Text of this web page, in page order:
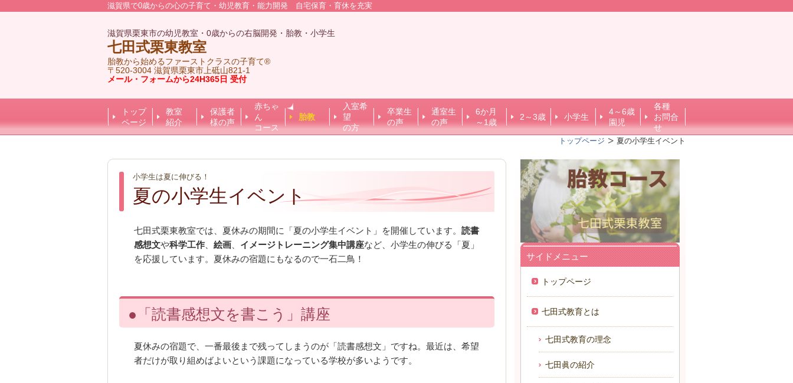
滋賀県で0歳からの心の子育て・幼児教育・能力開発 自宅保育・育休を充実
滋賀県栗東市の幼児教室・0歳からの右脳開発・胎教・小学生
七田式栗東教室
胎教から始めるファーストクラスの子育て®
〒520-3004 滋賀県栗東市上砥山821-1
メール・フォームから24H365日 受付
トップ
ページ
教室
紹介
保護者
様の声
赤ちゃ
ん
コース
胎教
入室希
望
の方
卒業生
の声
通室生
の声
6か月
～1歳
2～3歳 小学生
4～6歳
園児
各種
お問合
せ
トップページ 夏の小学生イベント
小学生は夏に伸びる！
夏の小学生イベント
七田式栗東教室では、夏休みの期間に「夏の小学生イベント」を開催しています。 読書
感想文や科学工作 絵画 イメージトレーニング集中講座など、小学生の伸びる「夏」
を応援しています。夏休みの宿題にもなるので一石二鳥！
●「読書感想文を書こう」講座
夏休みの宿題で、一番最後まで残ってしまうのが「読書感想文」ですね。最近は、希望
者だけが取り組めばよいという課題になっている学校が多いようです。
サイドメニュー
トップページ
七田式教育とは
七田式教育の理念
七田眞の紹介